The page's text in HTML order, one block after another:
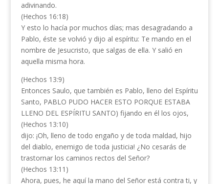
adivinando.
(Hechos 16:18)
Y esto lo hacía por muchos días; mas desagradando a
Pablo, éste se volvió y dijo al espíritu: Te mando en el
nombre de Jesucristo, que salgas de ella. Y salió en
aquella misma hora.
(Hechos 13:9)
Entonces Saulo, que también es Pablo, lleno del Espíritu
Santo, PABLO PUDO HACER ESTO PORQUE ESTABA
LLENO DEL ESPÍRITU SANTO) fijando en él los ojos,
(Hechos 13:10)
dijo: ¡Oh, lleno de todo engaño y de toda maldad, hijo
del diablo, enemigo de toda justicia! ¿No cesarás de
trastornar los caminos rectos del Señor?
(Hechos 13:11)
Ahora, pues, he aquí la mano del Señor está contra ti, y